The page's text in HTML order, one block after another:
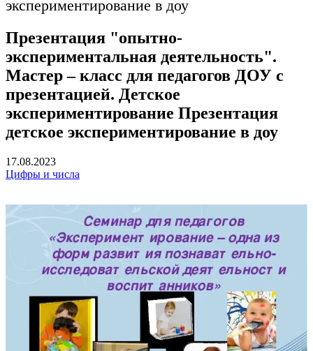
экспериментирование в доу
Презентация "опытно-
экспериментальная деятельность".
Мастер – класс для педагогов ДОУ с
презентацией. Детское
экспериментирование Презентация
детское экспериментирование в доу
17.08.2023
Цифры и числа